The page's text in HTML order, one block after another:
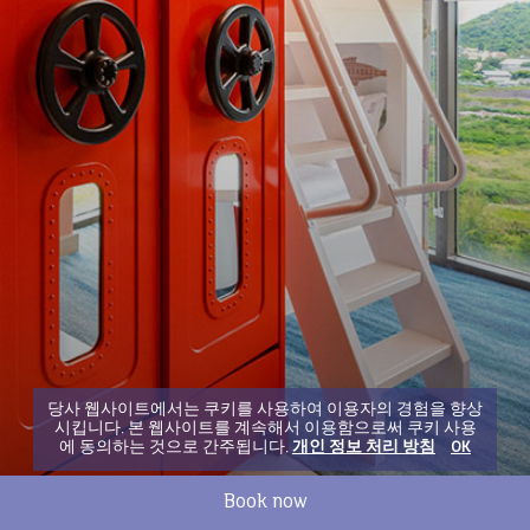
당사 웹사이트에서는 쿠키를 사용하여 이용자의 경험을 향상
시킵니다. 본 웹사이트를 계속해서 이용함으로써 쿠키 사용
에 동의하는 것으로 간주됩니다. 개인 정보 처리 방침 OK
Book now